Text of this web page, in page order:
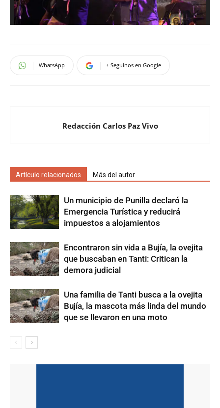
WhatsApp + Seguinos en Google
Redacción Carlos Paz Vivo
Artículo relacionados Más del autor
Un municipio de Punilla declaró la
Emergencia Turística y reducirá
impuestos a alojamientos
Encontraron sin vida a Bujía, la ovejita
que buscaban en Tanti: Critican la
demora judicial
Una familia de Tanti busca a la ovejita
Bujía, la mascota más linda del mundo
que se llevaron en una moto